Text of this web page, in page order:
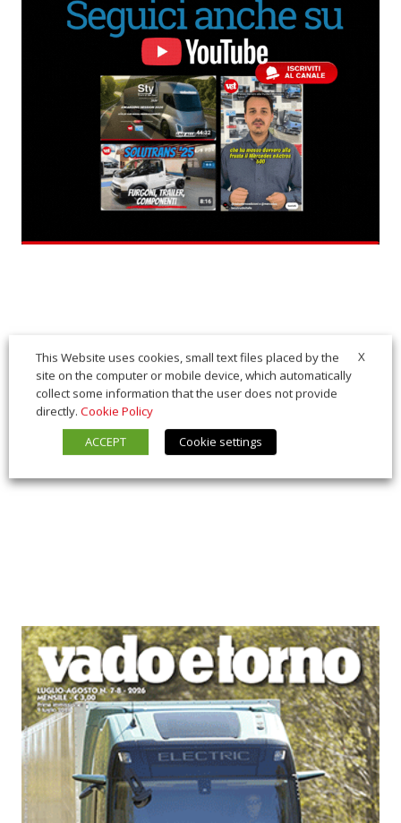
X
This Website uses cookies, small text files placed by the
site on the computer or mobile device, which automatically
collect some information that the user does not provide
directly. Cookie Policy
ACCEPT
Cookie settings